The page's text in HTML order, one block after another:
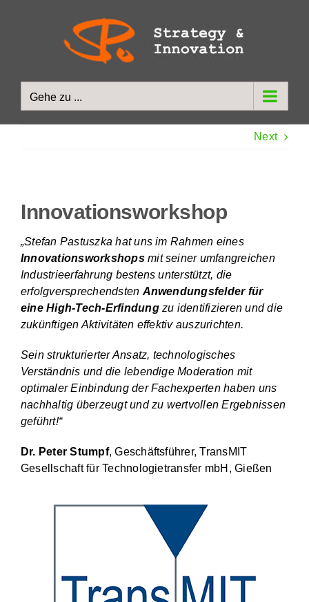
Gehe zu ...
Next
Innovationsworkshop
„Stefan Pastuszka hat uns im Rahmen eines
Innovationsworkshopsmit seiner umfangreichen
Industrieerfahrung bestens unterstützt, die
erfolgversprechendsten Anwendungsfelder für
eine High-Tech-Erfindungzu identifizieren und die
zukünftigen Aktivitäten effektiv auszurichten.
Sein strukturierter Ansatz, technologisches
Verständnis und die lebendige Moderation mit
optimaler Einbindung der Fachexperten haben uns
nachhaltig überzeugt und zu wertvollen Ergebnissen
geführt!“
Dr. Peter Stumpf, Geschäftsführer, TransMIT
Gesellschaft für Technologietransfer mbH, Gießen